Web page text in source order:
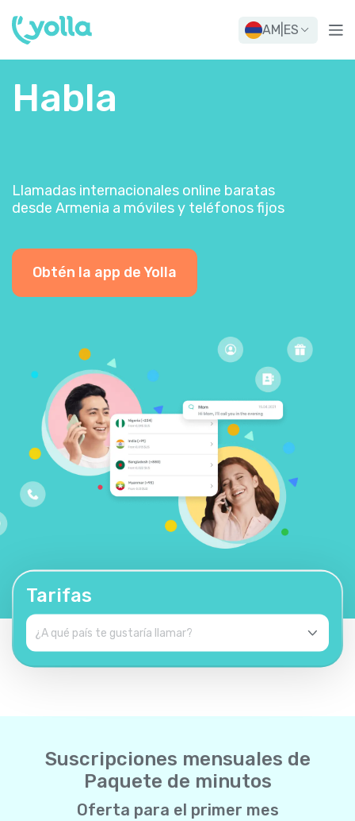
AM ES
Habla
Llamadas internacionales online baratas
desde Armenia a móviles y teléfonos fijos
Obtén la app de Yolla
Tarifas
Suscripciones mensuales de
Paquete de minutos
Oferta para el primer mes